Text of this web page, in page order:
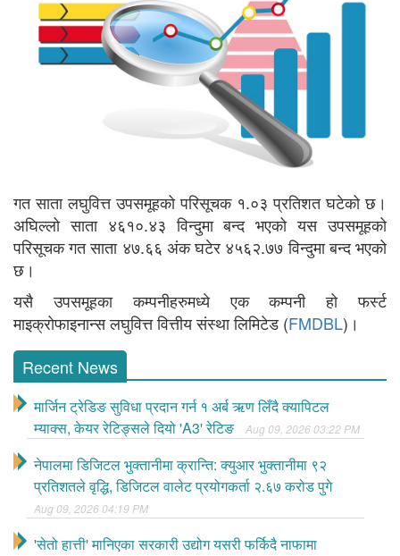
गत साता लघुवित्त उपसमूहको परिसूचक १.०३ प्रतिशत घटेको छ।
अघिल्लो साता ४६१०.४३ विन्दुमा बन्द भएको यस उपसमूहको
परिसूचक गत साता ४७.६६ अंक घटेर ४५६२.७७ विन्दुमा बन्द भएको
छ।
यसै उपसमूहका कम्पनीहरुमध्ये एक कम्पनी हो फर्स्ट
माइक्रोफाइनान्स लघुवित्त वित्तीय संस्था लिमिटेड (FMDBL)।
Recent News
मार्जिन ट्रेडिङ सुविधा प्रदान गर्न १ अर्ब ऋण लिँदै क्यापिटल
म्याक्स, केयर रेटिङ्सले दियो 'A3' रेटिङ
Aug 09, 2026 03:22 PM
नेपालमा डिजिटल भुक्तानीमा क्रान्ति: क्युआर भुक्तानीमा ९२
प्रतिशतले वृद्धि, डिजिटल वालेट प्रयोगकर्ता २.६७ करोड पुगे
Aug 09, 2026 04:19 PM
'सेतो हात्ती' मानिएका सरकारी उद्योग यसरी फर्किदै नाफामा